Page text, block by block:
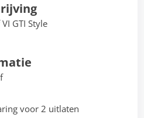
GTI Style
voor 2 uitlaten